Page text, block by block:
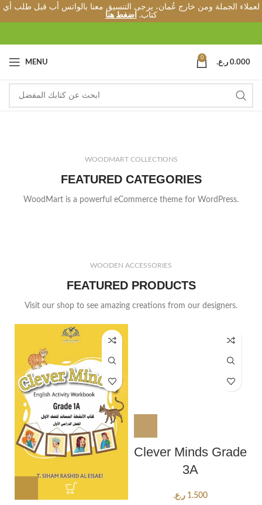
لعملاء الجملة ومن خارج عُمان، يرجى التنسيق معنا بالواتس أب قبل طلب أي
كتاب.
اضغط هنا
MENU
0
0.000 ر.ع.
WOODMART COLLECTIONS
FEATURED CATEGORIES
WoodMart is a powerful eCommerce theme for WordPress.
WOODEN ACCESSORIES
FEATURED PRODUCTS
Visit our shop to see amazing creations from our designers.
Clever Minds Grade
3A
1.500 ر.ع.